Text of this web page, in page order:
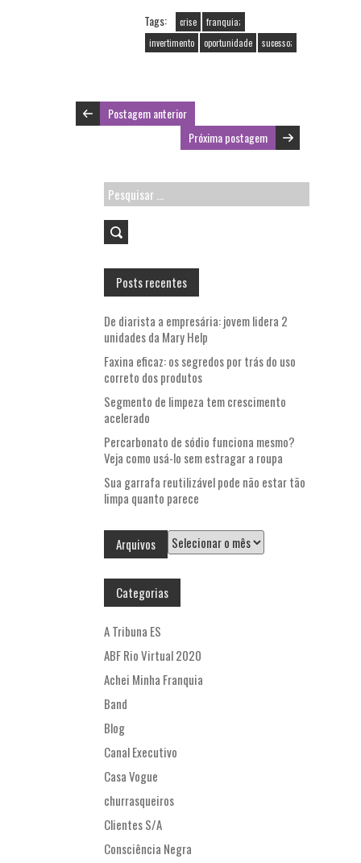
b
o
k
itt
er
ai
l A
Tags: crise
franquia;
invertimento
oportunidade sucesso;
Postagem anterior
Próxima postagem
Pesquisar
por:
Posts recentes
De diarista a empresária: jovem lidera 2
unidades da Mary Help
Faxina eficaz: os segredos por trás do uso
correto dos produtos
Segmento de limpeza tem crescimento
acelerado
Percarbonato de sódio funciona mesmo?
Veja como usá-lo sem estragar a roupa
Sua garrafa reutilizável pode não estar tão
limpa quanto parece
Arquivos Arquivos
Categorias
A Tribuna ES
ABF Rio Virtual 2020
Achei Minha Franquia
Band
Blog
Canal Executivo
Casa Vogue
churrasqueiros
Clientes S/A
Consciência Negra